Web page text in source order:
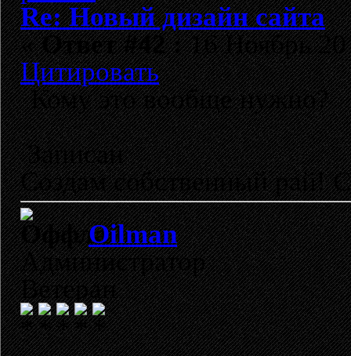
Re: Новый дизайн сайта
«Ответ #42 :16 Ноябрь
Цитировать
Кому это вообще нужно?
Записан
Создам собственный рай!
Oilman
Администратор
Ветеран